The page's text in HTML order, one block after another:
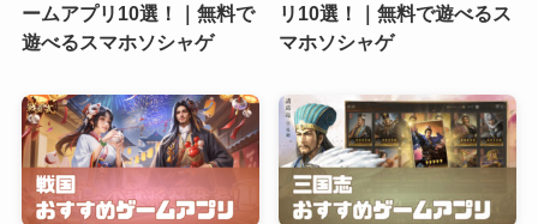
ームアプリ10選！｜無料で
遊べるスマホソシャゲ
リ10選！｜無料で遊べるス
マホソシャゲ